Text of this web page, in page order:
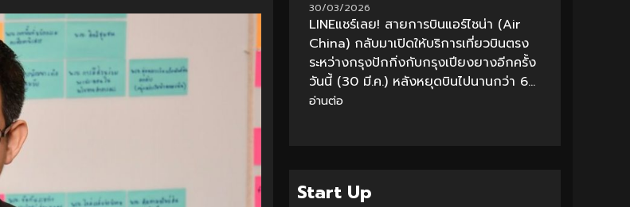
30/03/2026
LINEแชร์เลย! สายการบินแอร์ไชน่า (Air
China) กลับมาเปิดให้บริการเที่ยวบินตรง
ระหว่างกรุงปักกิ่งกับกรุงเปียงยางอีกครั้ง
วันนี้ (30 มี.ค.) หลังหยุดบินไปนานกว่า 6...
อ่านต่อ
Start Up